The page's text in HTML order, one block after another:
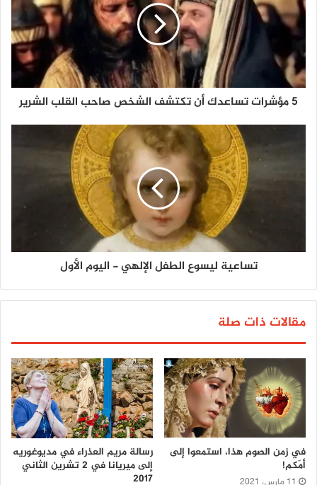
5 مؤشرات تساعدك أن تكتشف الشخص صاحب القلب الشرير
تساعية ليسوع الطفل الإلهي - اليوم الأول
مقالات ذات صلة
في زمن الصوم هذا، استمعوا إلى
أمّكم!
11 مارس، 2021
رسالة مريم العذراء في مديوغوريه
إلى ميريانا في 2 تشرين الثاني
2017